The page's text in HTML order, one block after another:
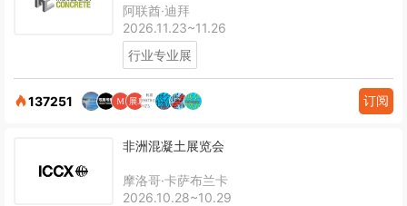
阿联酋·迪拜
2026.11.23~11.26
行业专业展
137251 订阅
非洲混凝土展览会
摩洛哥·卡萨布兰卡
2026.10.28~10.29